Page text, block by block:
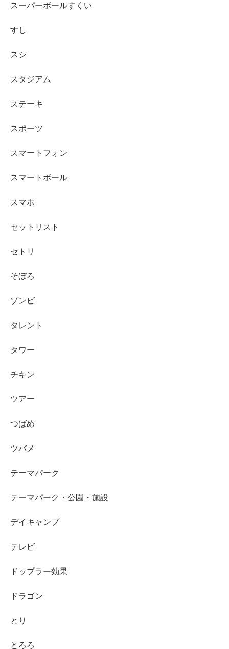
スーパーボールすくい
すし
スシ
スタジアム
ステーキ
スポーツ
スマートフォン
スマートボール
スマホ
セットリスト
セトリ
そぼろ
ゾンビ
タレント
タワー
チキン
ツアー
つばめ
ツバメ
テーマパーク
テーマパーク・公園・施設
デイキャンプ
テレビ
ドップラー効果
ドラゴン
とり
とろろ